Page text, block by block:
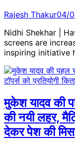
Rajesh Thakur04/
Nidhi Shekhar |
screens are
inspiring initiative
मुकेश यादव की
की नयी लहर,
देकर पेश की